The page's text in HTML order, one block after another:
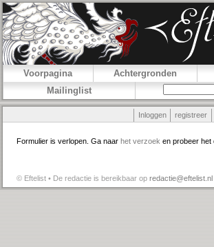
Voorpagina Achtergronden
Mailinglist
Inloggen registreer
Formulier is verlopen. Ga naar het verzoek en probeer het
© Eftelist • De redactie is bereikbaar op redactie@eftelist.nl